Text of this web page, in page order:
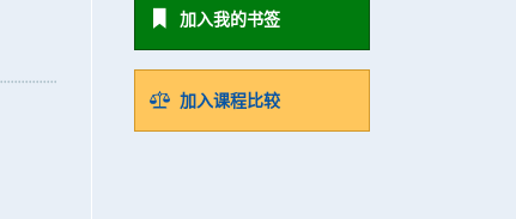
加入我的书签
加入课程比较